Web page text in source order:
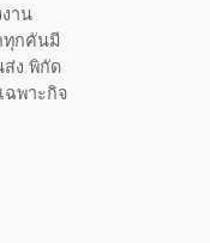
าน
ทุกคันมี
ส่ง พิกัด
ฉพาะกิจ